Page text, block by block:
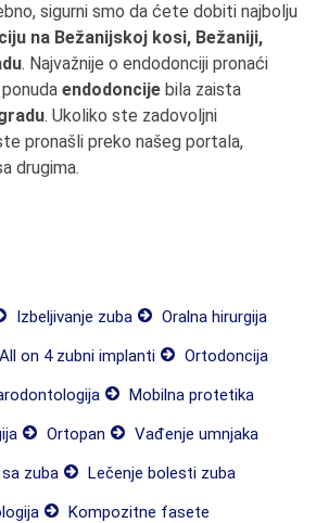
sigurni smo da ćete dobiti najbolju
na Bežanijskoj kosi, Bežaniji,
. Najvažnije o endodonciji pronaći
endodoncije bila zaista
. Ukoliko ste zadovoljni
pronašli preko našeg portala,
drugima.
Izbeljivanje zuba
Oralna hirurgija
All on 4 zubni implanti
Ortodoncija
Mobilna protetika
Ortopan
Vađenje umnjaka
zuba
Lečenje bolesti zuba
Kompozitne fasete